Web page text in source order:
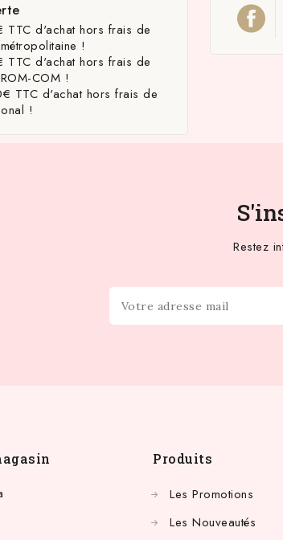
d'achat hors frais de
!
d'achat hors frais de
COM !
TTC d'achat hors frais de
!
Restez
Produits
Les Promotions
Les Nouveautés